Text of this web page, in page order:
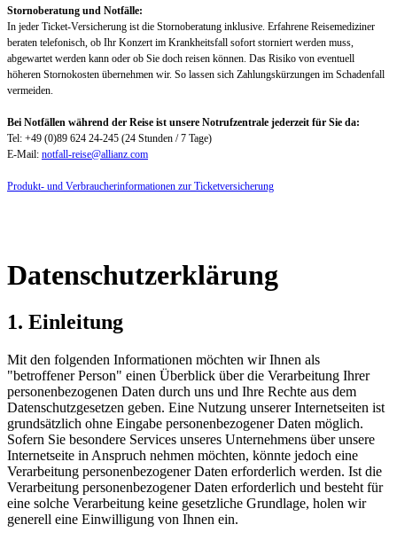
Stornoberatung und Notfälle:
In jeder Ticket-Versicherung ist die Stornoberatung inklusive. Erfahrene Reisemediziner
beraten telefonisch, ob Ihr Konzert im Krankheitsfall sofort storniert werden muss,
abgewartet werden kann oder ob Sie doch reisen können. Das Risiko von eventuell
höheren Stornokosten übernehmen wir. So lassen sich Zahlungskürzungen im Schadenfall
vermeiden.
Bei Notfällen während der Reise ist unsere Notrufzentrale jederzeit für Sie da:
Tel: +49 (0)89 624 24-245 (24 Stunden / 7 Tage)
E-Mail: notfall-reise@allianz.com
Produkt- und Verbraucherinformationen zur Ticketversicherung
Datenschutzerklärung
1. Einleitung
Mit den folgenden Informationen möchten wir Ihnen als
"betroffener Person" einen Überblick über die Verarbeitung Ihrer
personenbezogenen Daten durch uns und Ihre Rechte aus dem
Datenschutzgesetzen geben. Eine Nutzung unserer Internetseiten ist
grundsätzlich ohne Eingabe personenbezogener Daten möglich.
Sofern Sie besondere Services unseres Unternehmens über unsere
Internetseite in Anspruch nehmen möchten, könnte jedoch eine
Verarbeitung personenbezogener Daten erforderlich werden. Ist die
Verarbeitung personenbezogener Daten erforderlich und besteht für
eine solche Verarbeitung keine gesetzliche Grundlage, holen wir
generell eine Einwilligung von Ihnen ein.